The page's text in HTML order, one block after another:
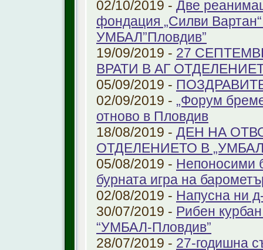
02/10/2019 - Две
фондация „Силви
УМБАЛ”Пловдив”
19/09/2019 - 27
ВРАТИ В АГ
05/09/2019 -
02/09/2019 - „Форум
отново в Пловдив
18/08/2019 - ДЕН НА
ОТДЕЛЕНИЕТО В
05/08/2019 - Непоносими
бурната игра на
02/08/2019 - Напусна ни
30/07/2019 - Рибен
“УМБАЛ-Пловдив”
28/07/2019 - 27-годишна